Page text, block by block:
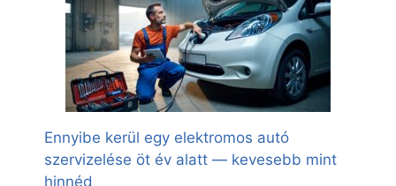
Ennyibe kerül egy elektromos autó
szervizelése öt év alatt — kevesebb mint
hinnéd